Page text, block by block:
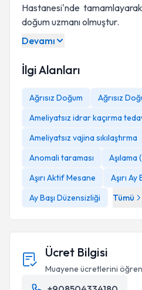
Hastanesi'nde tamamlayarak
doğum uzmanı olmuştur.
Devamı
İlgi Alanları
Ağrısız Doğum
Ağrısız
Ameliyatsız idrar kaçırma
Ameliyatsız vajina sıkılaştırma
Anomali taraması
Aşılama
Aşırı Aktif Mesane
Aşırı
Ay Başı Düzensizliği
Tümü
Ücret Bilgisi
Muayene ücretlerini